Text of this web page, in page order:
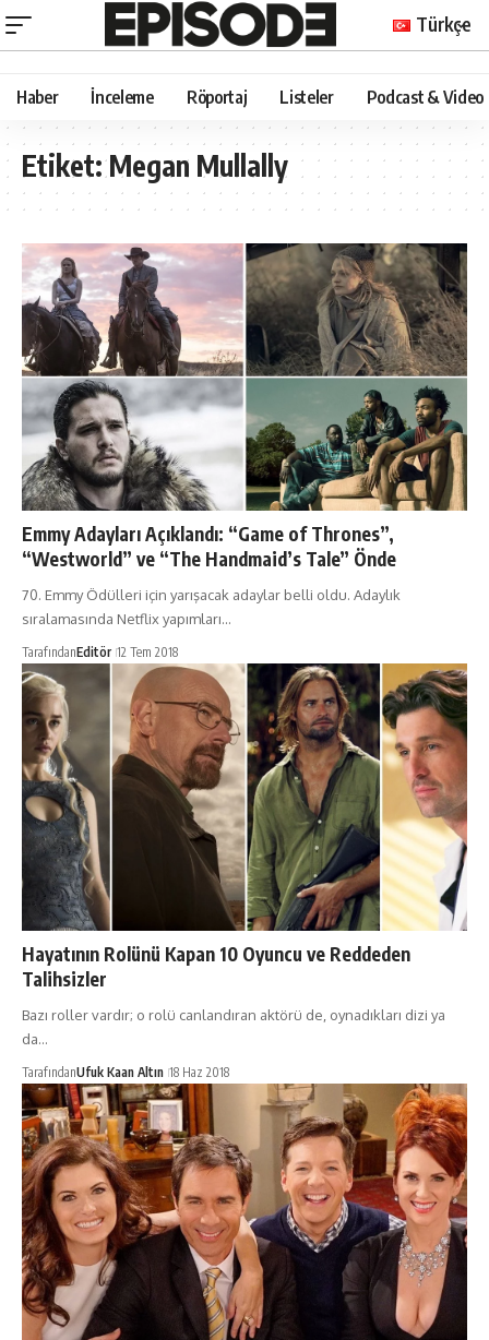
Türkçe
Haber İnceleme Röportaj Listeler Podcast & Video
Etiket:Megan Mullally
Emmy Adayları Açıklandı: “Game of Thrones”,
“Westworld” ve “The Handmaid’s Tale” Önde
70. Emmy Ödülleri için yarışacak adaylar belli oldu. Adaylık
sıralamasında Netflix yapımları…
TarafındanEditör 12 Tem 2018
Hayatının Rolünü Kapan 10 Oyuncu ve Reddeden
Talihsizler
Bazı roller vardır; o rolü canlandıran aktörü de, oynadıkları dizi ya
da…
TarafındanUfuk Kaan Altın 18 Haz 2018